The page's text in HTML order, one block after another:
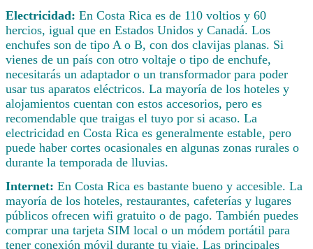
Electricidad: En Costa Rica es de 110 voltios y 60
hercios, igual que en Estados Unidos y Canadá. Los
enchufes son de tipo A o B, con dos clavijas planas. Si
vienes de un país con otro voltaje o tipo de enchufe,
necesitarás un adaptador o un transformador para poder
usar tus aparatos eléctricos. La mayoría de los hoteles y
alojamientos cuentan con estos accesorios, pero es
recomendable que traigas el tuyo por si acaso. La
electricidad en Costa Rica es generalmente estable, pero
puede haber cortes ocasionales en algunas zonas rurales o
durante la temporada de lluvias.
Internet: En Costa Rica es bastante bueno y accesible. La
mayoría de los hoteles, restaurantes, cafeterías y lugares
públicos ofrecen wifi gratuito o de pago. También puedes
comprar una tarjeta SIM local o un módem portátil para
tener conexión móvil durante tu viaje. Las principales